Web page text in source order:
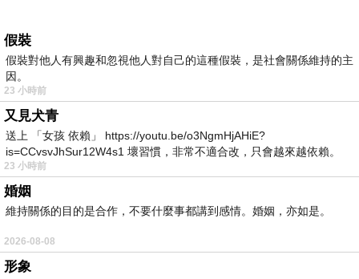
假裝
假裝對他人有興趣和忽視他人對自己的這種假裝，是社會關係維持的主
因。
23 小時前
又見犬青
送上 「女孩 依賴」 https://youtu.be/o3NgmHjAHiE?
is=CCvsvJhSur12W4s1 壞習慣，非常不適合改，只會越來越依賴。
我害怕的
23 小時前
婚姻
維持關係的目的是合作，不要什麼事都講到感情。婚姻，亦如是。
2026-08-08
形象